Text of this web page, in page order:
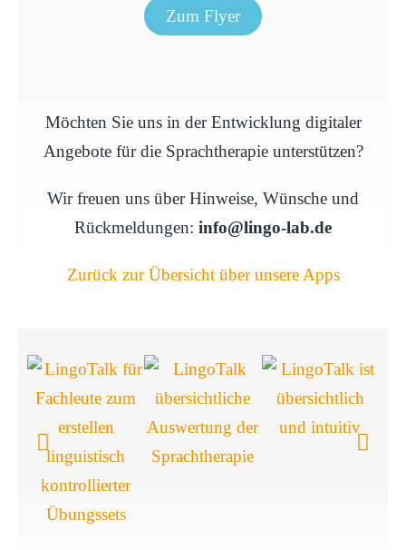
Zum Flyer
Möchten Sie uns in der Entwicklung digitaler
Angebote für die Sprachtherapie unterstützen?
Wir freuen uns über Hinweise, Wünsche und
Rückmeldungen: info@lingo-lab.de
Zurück zur Übersicht über unsere Apps